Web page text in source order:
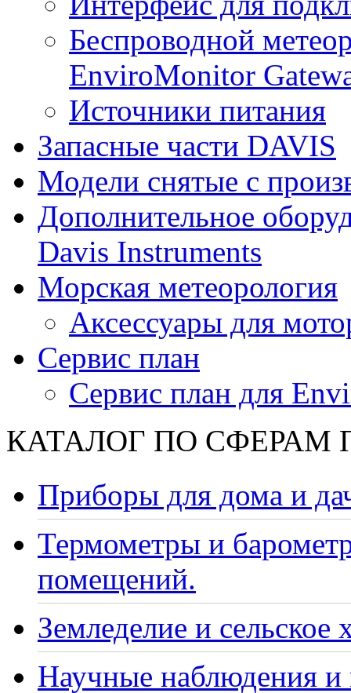
Беспроводной
EnviroMonitor
Источники питания
Запасные части DAVIS
Модели снятые с
Дополнительное
Davis Instruments
Морская метеорология
Аксессуары для
Сервис план
Сервис план для
КАТАЛОГ ПО СФЕРАМ
Приборы для дома и
Термометры и
помещений.
Земледелие и сельское
Научные наблюдения и